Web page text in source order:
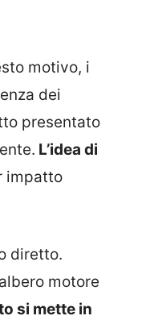
motivo, i
dei
presentato
L’idea di
impatto
diretto.
motore
si mette in